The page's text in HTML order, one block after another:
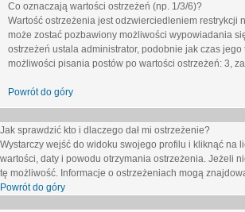
Co oznaczają wartości ostrzeżeń (np. 1/3/6)?
Wartość ostrzeżenia jest odzwierciedleniem restrykcji
może zostać pozbawiony możliwości wypowiadania
ostrzeżeń ustala administrator, podobnie jak czas
możliwości pisania postów po wartości ostrzeżeń: 3,
Powrót do góry
Jak sprawdzić kto i dlaczego dał mi ostrzeżenie?
Wystarczy wejść do widoku swojego profilu i kliknąć na
wartości, daty i powodu otrzymania ostrzeżenia. Jeżeli
tę możliwość. Informacje o ostrzeżeniach mogą
Powrót do góry